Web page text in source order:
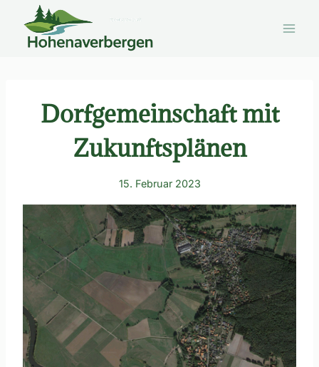
Inhalt
springen
Dorfgemeinschaft mit
Zukunftsplänen
15. Februar 2023